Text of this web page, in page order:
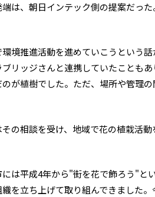
は、朝日インテック側の提案だっ
環境推進活動を進めていこうという
リッジさんと連携していたことも
が植樹でした。ただ、場所や管理
の相談を受け、地域で花の植栽活
には平成4年から"街を花で飾ろう"と
織を立ち上げて取り組んできました